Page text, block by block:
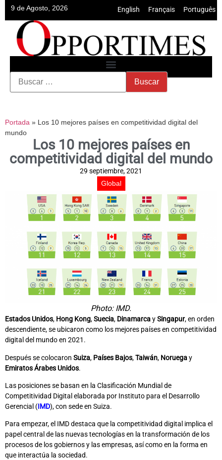
9 de Agosto, 2026 English Français Português
Portada » Los 10 mejores países en competitividad digital del
mundo
Los 10 mejores países en
competitividad digital del mundo
29 septiembre, 2021
Global
Photo: IMD.
Estados Unidos, Hong Kong,Suecia, DinamarcaySingapur, en orden
descendiente, se ubicaron como los mejores países en competitividad
digital del mundo en 2021.
Después se colocaron Suiza, Países Bajos,Taiwán, Noruegay
Emiratos Árabes Unidos.
Las posiciones se basan en la Clasificación Mundial de
Competitividad Digital elaborada por Instituto para el Desarrollo
Gerencial (IMD), con sede en Suiza.
Para empezar, el IMD destaca que la competitividad digital implica el
papel central de las nuevas tecnologías en la transformación de los
procesos de los gobiernos y las empresas, así como en la forma en
que interactúa la sociedad.